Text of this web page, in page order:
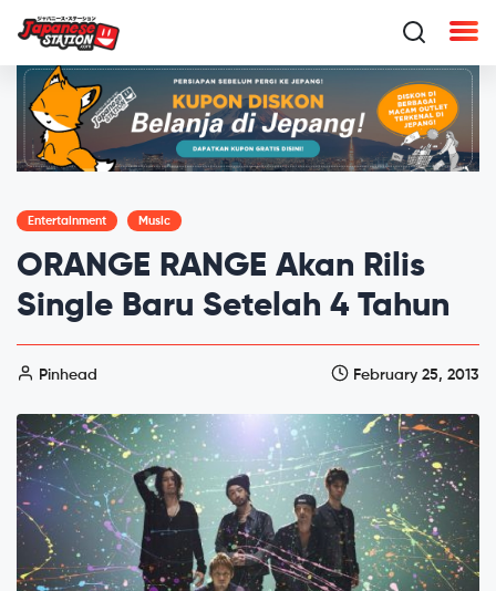
Entertainment Music
ORANGE RANGE Akan Rilis
Single Baru Setelah 4 Tahun
Pinhead February 25, 2013